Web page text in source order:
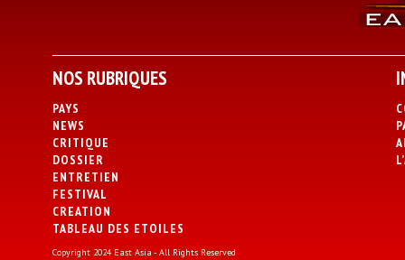
NOS RUBRIQUES
PAYS
NEWS
CRITIQUE
DOSSIER
ENTRETIEN
FESTIVAL
CREATION
TABLEAU DES ETOILES
Copyright 2024 East Asia - All Rights Reserved